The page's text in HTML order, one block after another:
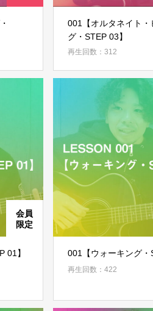
001【オルタネイト・
グ・STEP 03】
再生回数：312
01】 001【ウォーキング・
再生回数：422